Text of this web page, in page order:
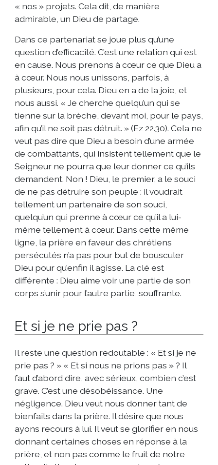
« nos » projets. Cela dit, de manière
admirable, un Dieu de partage.
Dans ce partenariat se joue plus qu’une
question d’efficacité. C’est une relation qui est
en cause. Nous prenons à cœur ce que Dieu a
à cœur. Nous nous unissons, parfois, à
plusieurs, pour cela. Dieu en a de la joie, et
nous aussi. « Je cherche quelqu’un qui se
tienne sur la brèche, devant moi, pour le pays,
afin qu’il ne soit pas détruit. » (Ez 22.30). Cela ne
veut pas dire que Dieu a besoin d’une armée
de combattants, qui insistent tellement que le
Seigneur ne pourra que leur donner ce qu’ils
demandent. Non ! Dieu, le premier, a le souci
de ne pas détruire son peuple : il voudrait
tellement un partenaire de son souci,
quelqu’un qui prenne à cœur ce qu’il a lui-
même tellement à cœur. Dans cette même
ligne, la prière en faveur des chrétiens
persécutés n’a pas pour but de bousculer
Dieu pour qu’enfin il agisse. La clé est
différente : Dieu aime voir une partie de son
corps s’unir pour l’autre partie, souffrante.
Et si je ne prie pas ?
Il reste une question redoutable : « Et si je ne
prie pas ? » « Et si nous ne prions pas » ? Il
faut d’abord dire, avec sérieux, combien c’est
grave. C’est une désobéissance. Une
négligence. Dieu veut nous donner tant de
bienfaits dans la prière. Il désire que nous
ayons recours à lui. Il veut se glorifier en nous
donnant certaines choses en réponse à la
prière, et non pas comme le fruit de notre